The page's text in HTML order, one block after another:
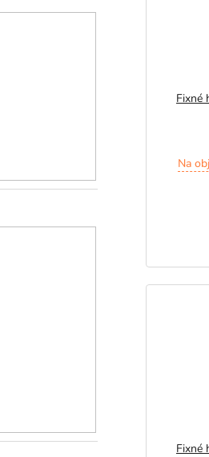
Fixné
Na
Fixné